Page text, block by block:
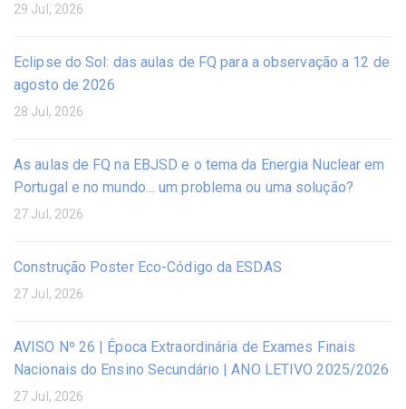
29 Jul, 2026
Eclipse do Sol: das aulas de FQ para a observação a 12 de
agosto de 2026
28 Jul, 2026
As aulas de FQ na EBJSD e o tema da Energia Nuclear em
Portugal e no mundo… um problema ou uma solução?
27 Jul, 2026
Construção Poster Eco-Código da ESDAS
27 Jul, 2026
AVISO Nº 26 | Época Extraordinária de Exames Finais
Nacionais do Ensino Secundário | ANO LETIVO 2025/2026
27 Jul, 2026